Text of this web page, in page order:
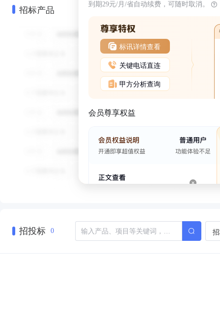
招标产品 到期29元/月/省自动续费，可随时取消。
标讯详情查看
关键电话直连
甲方分析查询
会员尊享权益
招投标 0